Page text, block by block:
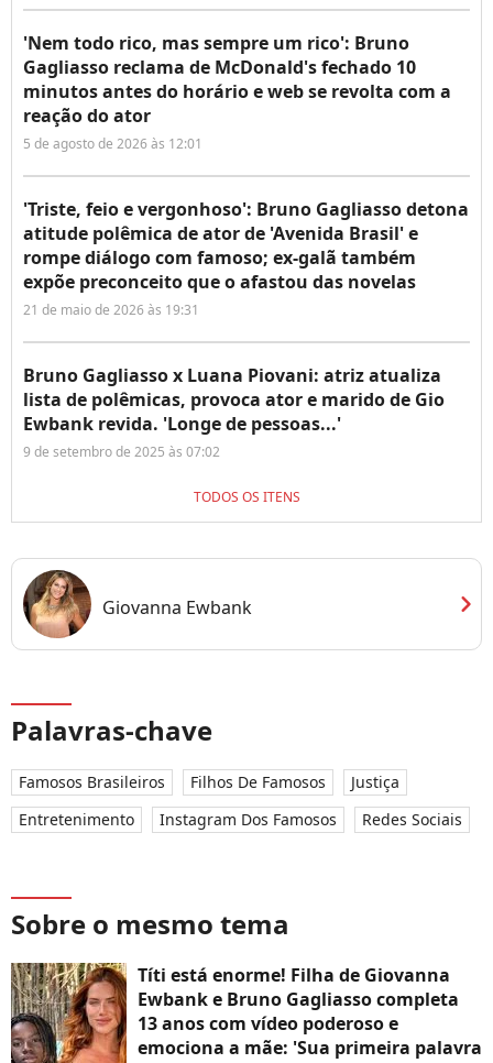
'Nem todo rico, mas sempre um rico': Bruno
Gagliasso reclama de McDonald's fechado 10
minutos antes do horário e web se revolta com a
reação do ator
5 de agosto de 2026 às 12:01
'Triste, feio e vergonhoso': Bruno Gagliasso detona
atitude polêmica de ator de 'Avenida Brasil' e
rompe diálogo com famoso; ex-galã também
expõe preconceito que o afastou das novelas
21 de maio de 2026 às 19:31
Bruno Gagliasso x Luana Piovani: atriz atualiza
lista de polêmicas, provoca ator e marido de Gio
Ewbank revida. 'Longe de pessoas...'
9 de setembro de 2025 às 07:02
TODOS OS ITENS
Giovanna Ewbank chevron_right
Palavras-chave
Famosos Brasileiros Filhos De Famosos
Justiça
Entretenimento
Instagram Dos Famosos Redes Sociais
Sobre o mesmo tema
Títi está enorme! Filha de Giovanna
Ewbank e Bruno Gagliasso completa
13 anos com vídeo poderoso e
emociona a mãe: 'Sua primeira palavra